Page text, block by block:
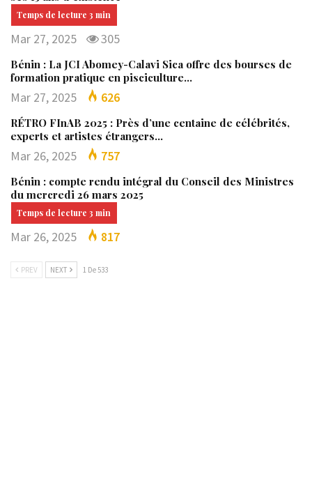
Mar 27, 2025 305
Bénin : La JCI Abomey-Calavi Sica offre des bourses de
formation pratique en pisciculture…
Mar 27, 2025 626
RÉTRO FInAB 2025 : Près d’une centaine de célébrités,
experts et artistes étrangers…
Mar 26, 2025 757
Bénin : compte rendu intégral du Conseil des Ministres
du mercredi 26 mars 2025
Mar 26, 2025 817
PREV NEXT 1 De 533